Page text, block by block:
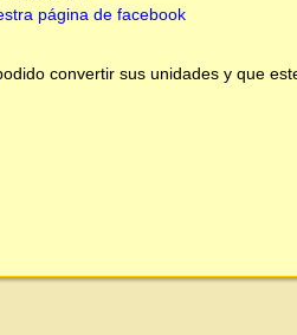
página de facebook
convertir sus unidades y que